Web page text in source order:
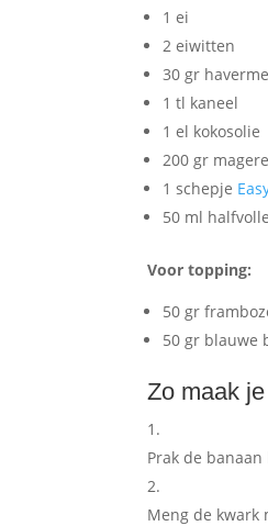
1 ei
2 eiwitten
30 gr
1 tl kaneel
1 el kokosolie
200 gr
1 schepje
50 ml
Voor topping:
50 gr
50 gr blauwe
Zo maak
Prak de
Meng de kwark